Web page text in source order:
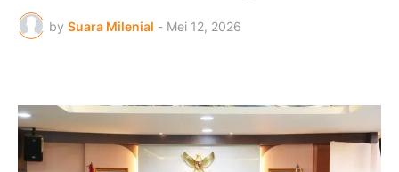
by Suara Milenial - Mei 12, 2026